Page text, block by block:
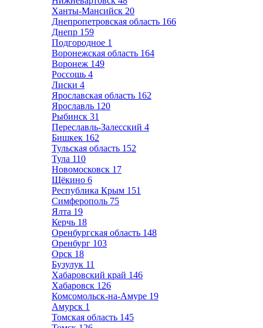
Ханты-Мансийск 20
Днепропетровская область 166
Днепр 159
Подгородное 1
Воронежская область 164
Воронеж 149
Россошь 4
Лиски 4
Ярославская область 162
Ярославль 120
Рыбинск 31
Переславль-Залесский 4
Бишкек 162
Тульская область 152
Тула 110
Новомосковск 17
Щёкино 6
Республика Крым 151
Симферополь 75
Ялта 19
Керчь 18
Оренбургская область 148
Оренбург 103
Орск 18
Бузулук 11
Хабаровский край 146
Хабаровск 126
Комсомольск-на-Амуре 19
Амурск 1
Томская область 145